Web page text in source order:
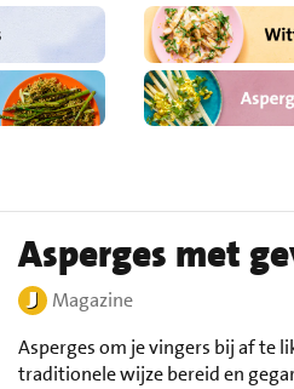
Asperges met
Magazine
Asperges om je vingers bij af te
traditionele wijze bereid en